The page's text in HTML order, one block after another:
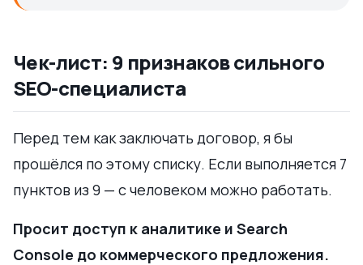
Чек-лист: 9 признаков сильного
SEO-специалиста
Перед тем как заключать договор, я бы
прошёлся по этому списку. Если выполняется 7
пунктов из 9 — с человеком можно работать.
Просит доступ к аналитике и Search
Console до коммерческого предложения.